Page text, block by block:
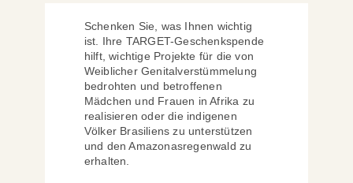
Schenken Sie, was Ihnen wichtig
ist. Ihre TARGET-Geschenkspende
hilft, wichtige Projekte für die von
Weiblicher Genitalverstümmelung
bedrohten und betroffenen
Mädchen und Frauen in Afrika zu
realisieren oder die indigenen
Völker Brasiliens zu unterstützen
und den Amazonasregenwald zu
erhalten.